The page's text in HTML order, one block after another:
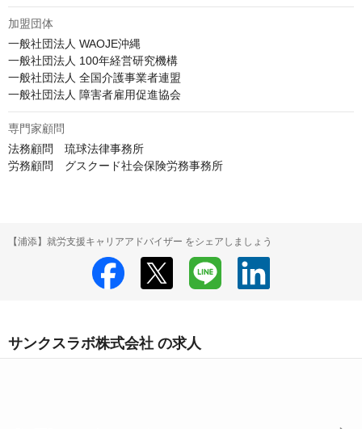
加盟団体
一般社団法人 WAOJE沖縄
一般社団法人 100年経営研究機構
一般社団法人 全国介護事業者連盟
一般社団法人 障害者雇用促進協会
専門家顧問
法務顧問　琉球法律事務所
労務顧問　グスクード社会保険労務事務所
【浦添】就労支援キャリアアドバイザー をシェアしましょう
サンクスラボ株式会社 の求人